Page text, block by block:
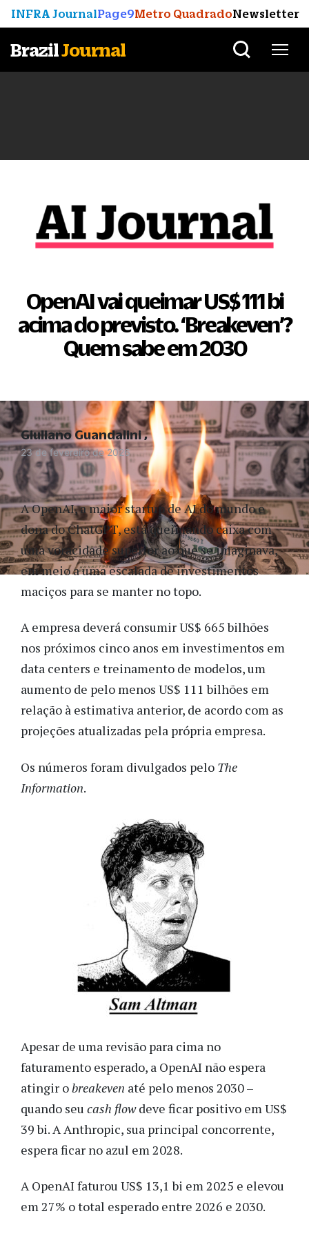
INFRA JournalPage9Metro QuadradoNewsletter
BrazilJournal
OpenAI vai queimar US$ 111 bi
acima do previsto. ‘Breakeven’?
Quem sabe em 2030
23 de fevereiro de 2026
A OpenAI, a maior startup de AI do mundo e
dona do ChatGPT, está queimando caixa com
uma voracidade superior ao que se imaginava,
em meio a uma escalada de investimentos
maciços para se manter no topo.
A empresa deverá consumir US$ 665 bilhões
nos próximos cinco anos em investimentos em
data centers e treinamento de modelos, um
aumento de pelo menos US$ 111 bilhões em
relação à estimativa anterior, de acordo com as
projeções atualizadas pela própria empresa.
Os números foram divulgados pelo The
Information.
Apesar de uma revisão para cima no
faturamento esperado, a OpenAI não espera
atingir obreakeven até pelo menos 2030 –
quando seu cash flowdeve ficar positivo em US$
39 bi. A Anthropic, sua principal concorrente,
espera ficar no azul em 2028.
A OpenAI faturou US$ 13,1 bi em 2025 e elevou
em 27% o total esperado entre 2026 e 2030.
Giuliano Guandalini